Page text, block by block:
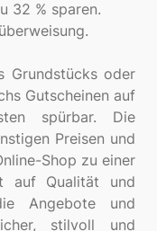
32 % sparen.
Grundstücks oder
Gutscheinen auf
spürbar. Die
Preisen und
Shop zu einer
auf Qualität und
Angebote und
stilvoll und